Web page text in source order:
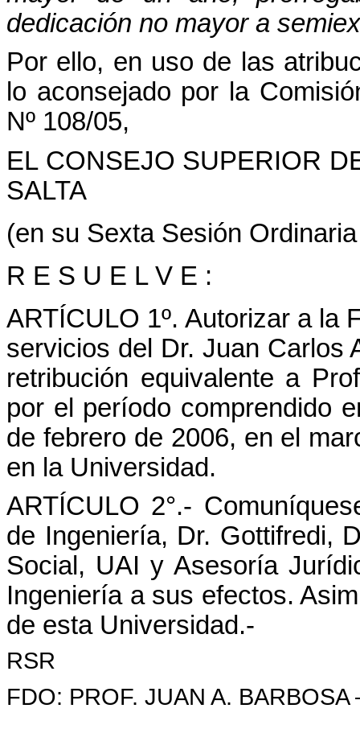
dedicación no mayor a
Por ello, en uso de las
lo aconsejado por la
Nº 108/05,
EL CONSEJO SUPERIOR
SALTA
(en su Sexta Sesión
R E S U E L V E :
ARTÍCULO 1º. Autorizar a la
servicios del Dr. Juan Carlos
retribución equivalente a
por el período comprendido
de febrero de 2006, en el
en la Universidad.
ARTÍCULO 2°.-
de Ingeniería, Dr. Gottifredi,
Social, UAI y Asesoría
Ingeniería a sus efectos.
de esta Universidad.-
RSR
FDO: PROF. JUAN A.